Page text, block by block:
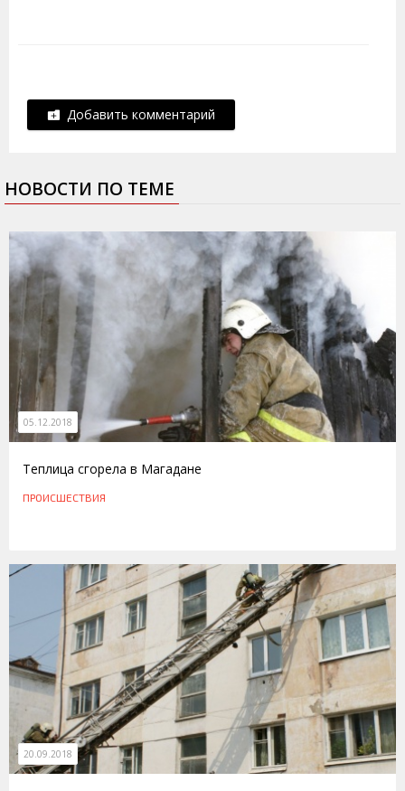
Добавить комментарий
НОВОСТИ ПО ТЕМЕ
05.12.2018
Теплица сгорела в Магадане
ПРОИСШЕСТВИЯ
20.09.2018